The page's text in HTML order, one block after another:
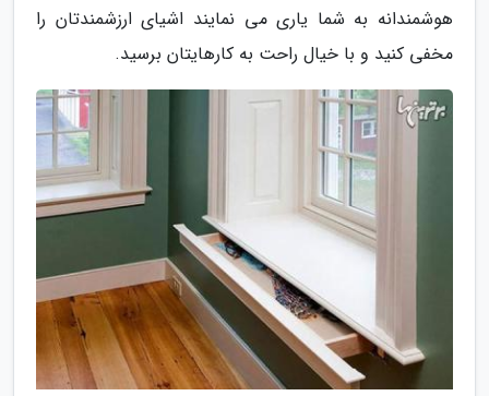
هوشمندانه به شما یاری می نمایند اشیای ارزشمندتان را
مخفی کنید و با خیال راحت به کارهایتان برسید.